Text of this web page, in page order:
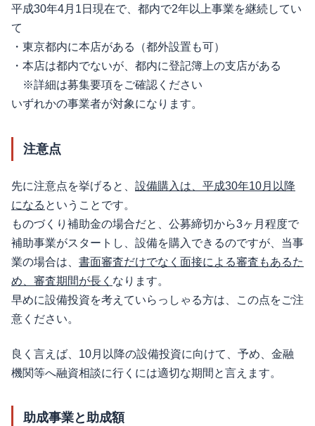
平成30年4月1日現在で、都内で2年以上事業を継続してい
て
・東京都内に本店がある（都外設置も可）
・本店は都内でないが、都内に登記簿上の支店がある
※詳細は募集要項をご確認ください
いずれかの事業者が対象になります。
注意点
先に注意点を挙げると、 設備購入は、平成30年10月以降
になる ということです。
ものづくり補助金の場合だと、公募締切から3ヶ月程度で
補助事業がスタートし、設備を購入できるのですが、当事
業の場合は、 書面審査だけでなく面接による審査もあるた
め、審査期間が長く なります。
早めに設備投資を考えていらっしゃる方は、この点をご注
意ください。
良く言えば、10月以降の設備投資に向けて、予め、金融
機関等へ融資相談に行くには適切な期間と言えます。
助成事業と助成額